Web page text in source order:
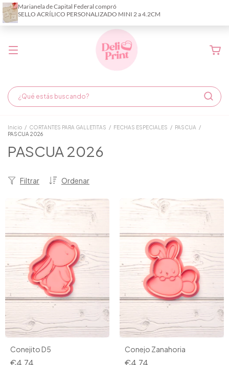
Demora de fabricación hasta 6 días hábiles
Inicio / CORTANTES PARA GALLETITAS / FECHAS ESPECIALES / PASCUA /
PASCUA 2026
PASCUA 2026
Ordenar
Filtrar
Conejito D5
€4,74
Conejo Zanahoria
€4,74